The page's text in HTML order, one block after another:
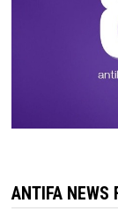
ANTIFA NEWS